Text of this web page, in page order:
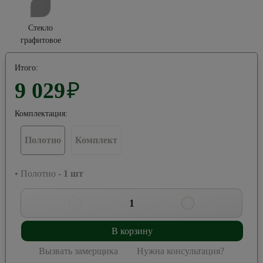
Стекло
графитовое
Итого:
9 029₽
Комплектация:
Полотно Комплект
• Полотно - 1 шт
1
В корзину
Вызвать замерщика Нужна консультация?